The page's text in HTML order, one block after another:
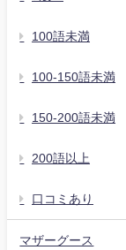
100語未満
100-150語未満
150-200語未満
200語以上
口コミあり
マザーグース